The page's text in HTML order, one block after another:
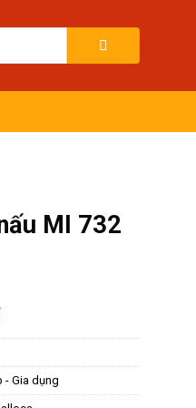
MI 732
Giá
hiện
là:
19.975.000 ₫.
- Gia dụng